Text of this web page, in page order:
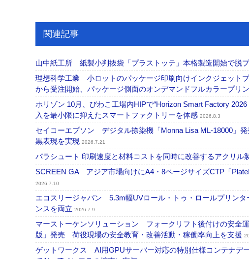
関連記事
山中紙工所 紙製小判抜袋「プラストッテ」本格製造開始で脱
理想科学工業 小ロットのパッケージ印刷向けインクジェット
から受注開始、パッケージ側面のオンデマンドフルカラープリ
ホリゾン 10月、びわこ工場内HIPで“Horizon Smart Factory
入を最小限に抑えたスマートファクトリーを体感 2026.8.3
セイコーエプソン デジタル捺染機「Monna Lisa ML-18000」
黒表現を実現 2026.7.21
パラシュート 印刷速度と材料コストを同時に改善するアクリル
SCREEN GA アジア市場向けにA4・8ページサイズCTP「
2026.7.10
エコスリージャパン 5.3m幅UVロール・トゥ・ロールプリン
ンスを両立 2026.7.9
マーストーケンソリューション フォークリフト後付けの安全
版」発売 荷役現場の安全教育・改善活動・稼働率向上を支援
ゲットワークス AI用GPUサーバー対応の特別仕様コンテナデ